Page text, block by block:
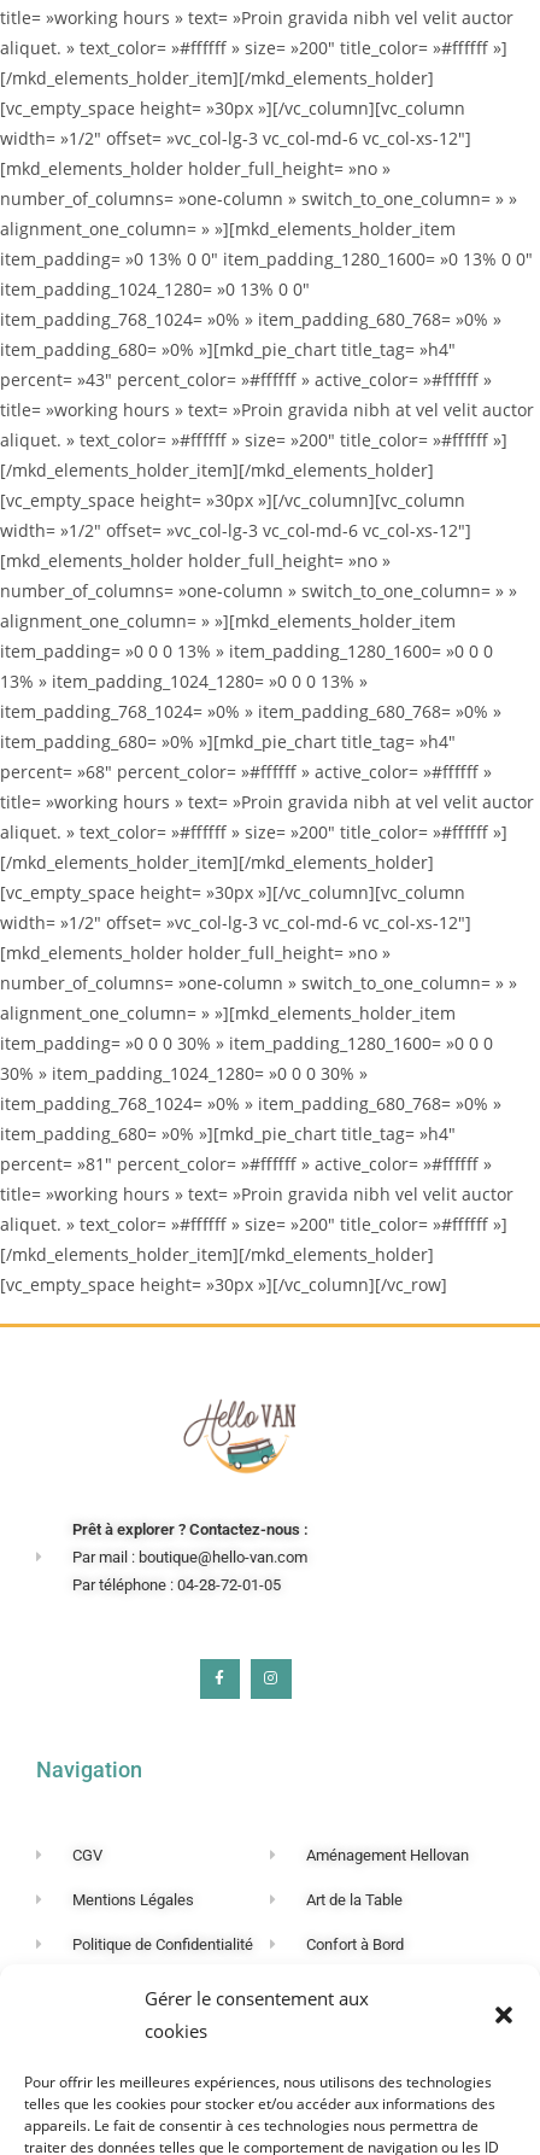
Gérer le consentement aux
cookies
Pour offrir les meilleures expériences, nous utilisons des technologies
telles que les cookies pour stocker et/ou accéder aux informations des
appareils. Le fait de consentir à ces technologies nous permettra de
traiter des données telles que le comportement de navigation ou les ID
title= »working hours » text= »Proin gravida nibh vel velit auctor
aliquet. » text_color= »#ffffff » size= »200″ title_color= »#ffffff »]
[/mkd_elements_holder_item][/mkd_elements_holder]
[vc_empty_space height= »30px »][/vc_column][vc_column
width= »1/2″ offset= »vc_col-lg-3 vc_col-md-6 vc_col-xs-12″]
[mkd_elements_holder holder_full_height= »no »
number_of_columns= »one-column » switch_to_one_column= » »
alignment_one_column= » »][mkd_elements_holder_item
item_padding= »0 13% 0 0″ item_padding_1280_1600= »0 13% 0 0″
item_padding_1024_1280= »0 13% 0 0″
item_padding_768_1024= »0% » item_padding_680_768= »0% »
item_padding_680= »0% »][mkd_pie_chart title_tag= »h4″
percent= »43″ percent_color= »#ffffff » active_color= »#ffffff »
title= »working hours » text= »Proin gravida nibh at vel velit auctor
aliquet. » text_color= »#ffffff » size= »200″ title_color= »#ffffff »]
[/mkd_elements_holder_item][/mkd_elements_holder]
[vc_empty_space height= »30px »][/vc_column][vc_column
width= »1/2″ offset= »vc_col-lg-3 vc_col-md-6 vc_col-xs-12″]
[mkd_elements_holder holder_full_height= »no »
number_of_columns= »one-column » switch_to_one_column= » »
alignment_one_column= » »][mkd_elements_holder_item
item_padding= »0 0 0 13% » item_padding_1280_1600= »0 0 0
13% » item_padding_1024_1280= »0 0 0 13% »
item_padding_768_1024= »0% » item_padding_680_768= »0% »
item_padding_680= »0% »][mkd_pie_chart title_tag= »h4″
percent= »68″ percent_color= »#ffffff » active_color= »#ffffff »
title= »working hours » text= »Proin gravida nibh at vel velit auctor
aliquet. » text_color= »#ffffff » size= »200″ title_color= »#ffffff »]
[/mkd_elements_holder_item][/mkd_elements_holder]
[vc_empty_space height= »30px »][/vc_column][vc_column
width= »1/2″ offset= »vc_col-lg-3 vc_col-md-6 vc_col-xs-12″]
[mkd_elements_holder holder_full_height= »no »
number_of_columns= »one-column » switch_to_one_column= » »
alignment_one_column= » »][mkd_elements_holder_item
item_padding= »0 0 0 30% » item_padding_1280_1600= »0 0 0
30% » item_padding_1024_1280= »0 0 0 30% »
item_padding_768_1024= »0% » item_padding_680_768= »0% »
item_padding_680= »0% »][mkd_pie_chart title_tag= »h4″
percent= »81″ percent_color= »#ffffff » active_color= »#ffffff »
title= »working hours » text= »Proin gravida nibh vel velit auctor
aliquet. » text_color= »#ffffff » size= »200″ title_color= »#ffffff »]
[/mkd_elements_holder_item][/mkd_elements_holder]
[vc_empty_space height= »30px »][/vc_column][/vc_row]
Prêt à explorer ? Contactez-nous :
Par mail : boutique@hello-van.com
Par téléphone : 04-28-72-01-05
Navigation
CGV
Mentions Légales
Politique de Confidentialité
Aménagement Hellovan
Art de la Table
Confort à Bord
Auvent et Mobilier Plein Air
RESTEZ INFORMÉS SUR NOS NOUVELLES
PROMOTIONS